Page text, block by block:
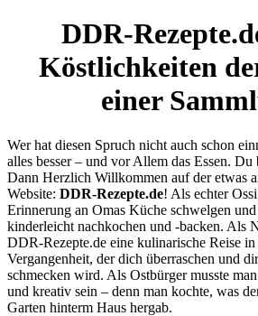
DDR-
Köstlichkeiten
einer
Wer hat diesen Spruch nicht auch schon
alles besser – und vor Allem das Essen.
Dann Herzlich Willkommen auf der etwas
Website: DDR-Rezepte.de! Als echter
Erinnerung an Omas Küche schwelgen
kinderleicht nachkochen und -backen. Als
DDR-Rezepte.de eine kulinarische Reise
Vergangenheit, der dich überraschen und
schmecken wird. Als Ostbürger musste
und kreativ sein – denn man kochte, was
Garten hinterm Haus hergab.